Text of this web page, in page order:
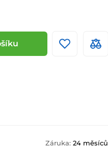
Záruka: 24 měsíců